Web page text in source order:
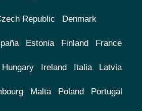
Republic Denmark
Estonia Finland France
Hungary Ireland Italia Latvia
Malta Poland Portugal